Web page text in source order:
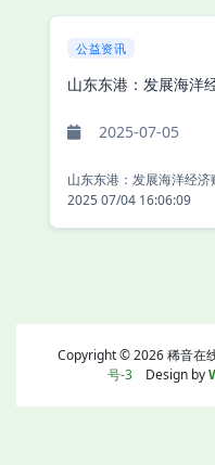
公益资讯
山东东港：发展海洋
2025-07-05
山东东港：发展海洋经济
2025 07/04 16:06:09
Copyright © 2026 稀音在
号-3 Design by